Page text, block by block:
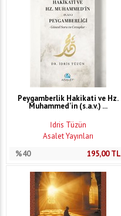
Peygamberlik Hakikati ve Hz.
Muhammed'in (s.a.v.) ...
İdris Tüzün
Asalet Yayınları
%40
195,00TL